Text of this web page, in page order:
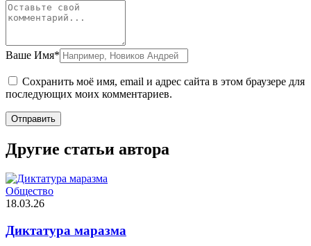
Ваше Имя*
Сохранить моё имя, email и адрес сайта в этом браузере для
последующих моих комментариев.
Отправить
Другие статьи автора
Общество
18.03.26
Диктатура маразма